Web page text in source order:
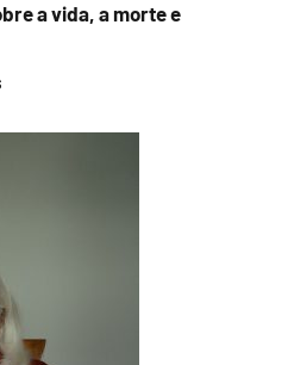
a vida, a morte e